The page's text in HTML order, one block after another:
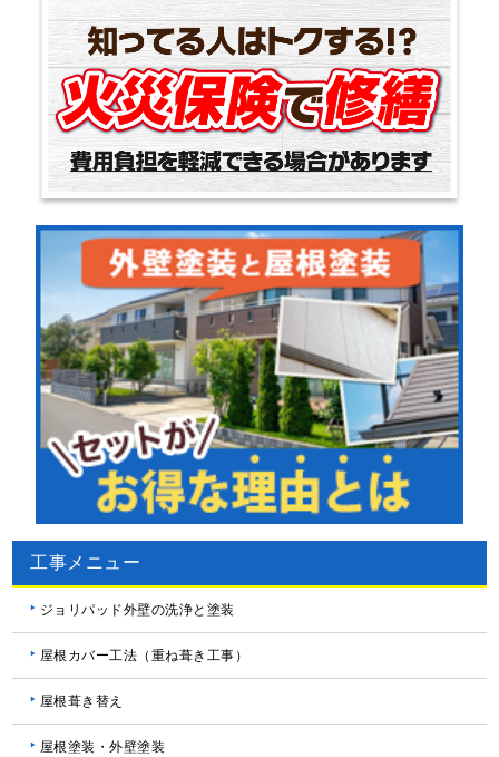
工事メニュー
ジョリパッド外壁の洗浄と塗装
屋根カバー工法（重ね葺き工事）
屋根葺き替え
屋根塗装・外壁塗装